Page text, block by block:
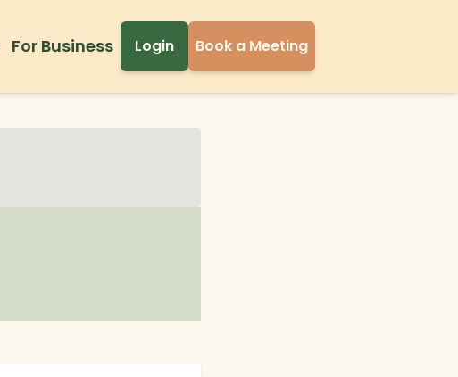
For Business Login Book a Meeting